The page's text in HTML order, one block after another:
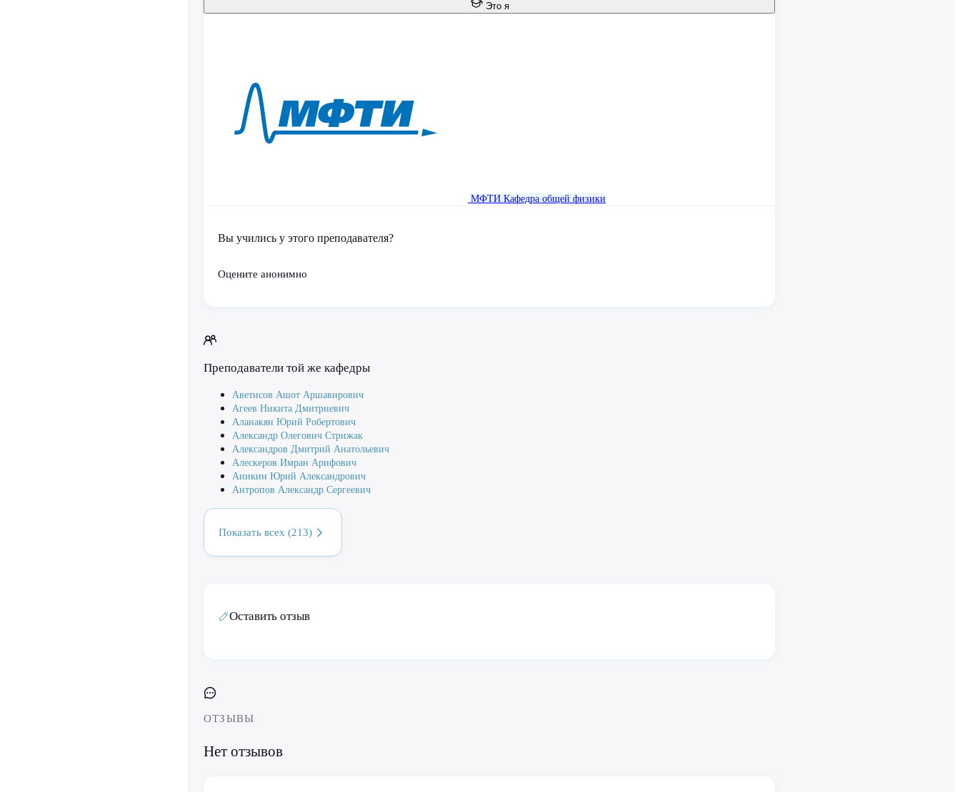
Это я
МФТИ Кафедра общей физики
Вы учились у этого преподавателя?
Оцените анонимно
Преподаватели той же кафедры
Аветисов Ашот Аршавирович
Агеев Никита Дмитриевич
Аланакян Юрий Робертович
Александр Олегович Стрижак
Александров Дмитрий Анатольевич
Алескеров Имран Арифович
Аникин Юрий Александрович
Антропов Александр Сергеевич
Показать всех (213)
Оставить отзыв
ОТЗЫВЫ
Нет отзывов